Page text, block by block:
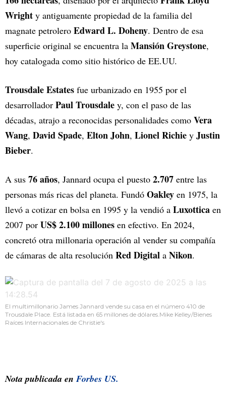
Wright y antiguamente propiedad de la familia del
magnate petrolero Edward L. Doheny. Dentro de esa
superficie original se encuentra la Mansión Greystone,
hoy catalogada como sitio histórico de EE.UU.
Trousdale Estates fue urbanizado en 1955 por el
desarrollador Paul Trousdale y, con el paso de las
décadas, atrajo a reconocidas personalidades como Vera
Wang, David Spade, Elton John, Lionel Richie y Justin
Bieber.
A sus 76 años, Jannard ocupa el puesto 2.707 entre las
personas más ricas del planeta. Fundó Oakley en 1975, la
llevó a cotizar en bolsa en 1995 y la vendió a Luxottica en
2007 por US$ 2.100 millones en efectivo. En 2024,
concretó otra millonaria operación al vender su compañía
de cámaras de alta resolución Red Digital a Nikon.
El multimillonario James Jannard vende su casa en el número 410 de
Trousdale Place. Está listada en 65 millones de dólares.Mike Kelley/Bienes
Raíces Internacionales de Christie's
Nota publicada enForbes US.